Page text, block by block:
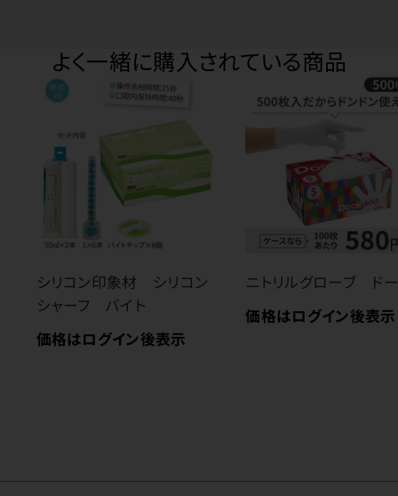
よく一緒に購入されている商品
シリコン印象材 シリコン
シャーフ バイト
価格はログイン後表示
ニトリルグローブ ド
価格はログイン後表示